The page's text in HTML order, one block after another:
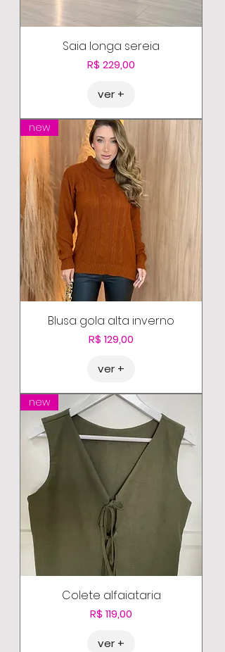
Saia longa sereia
Preço
R$ 229,00
ver +
new
Blusa gola alta inverno
Preço
R$ 129,00
ver +
new
Colete alfaiataria
Preço
R$ 119,00
ver +